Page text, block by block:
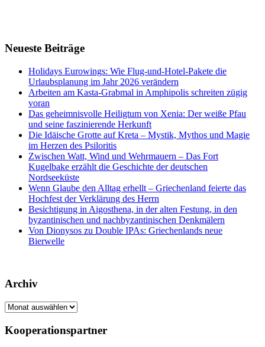
Neueste Beiträge
Holidays Eurowings: Wie Flug-und-Hotel-Pakete die
Urlaubsplanung im Jahr 2026 verändern
Arbeiten am Kasta-Grabmal in Amphipolis schreiten zügig
voran
Das geheimnisvolle Heiligtum von Xenia: Der weiße Pfau
und seine faszinierende Herkunft
Die Idäische Grotte auf Kreta – Mystik, Mythos und Magie
im Herzen des Psiloritis
Zwischen Watt, Wind und Wehrmauern – Das Fort
Kugelbake erzählt die Geschichte der deutschen
Nordseeküste
Wenn Glaube den Alltag erhellt – Griechenland feierte das
Hochfest der Verklärung des Herrn
Besichtigung in Aigosthena, in der alten Festung, in den
byzantinischen und nachbyzantinischen Denkmälern
Von Dionysos zu Double IPAs: Griechenlands neue
Bierwelle
Archiv
Archiv
Kooperationspartner